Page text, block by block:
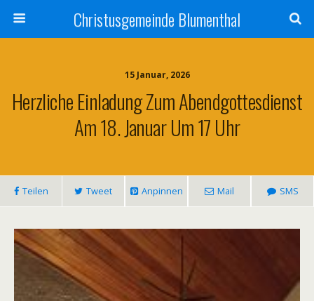
Christusgemeinde Blumenthal
15 Januar, 2026
Herzliche Einladung Zum Abendgottesdienst
Am 18. Januar Um 17 Uhr
Teilen Tweet Anpinnen Mail SMS